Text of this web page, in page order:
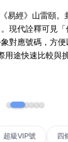
六 七 八
無7無8無9
易經》山雷頤。
現代詮釋可見
對應號碼，方
用途快速比較與挑
超級VIP號